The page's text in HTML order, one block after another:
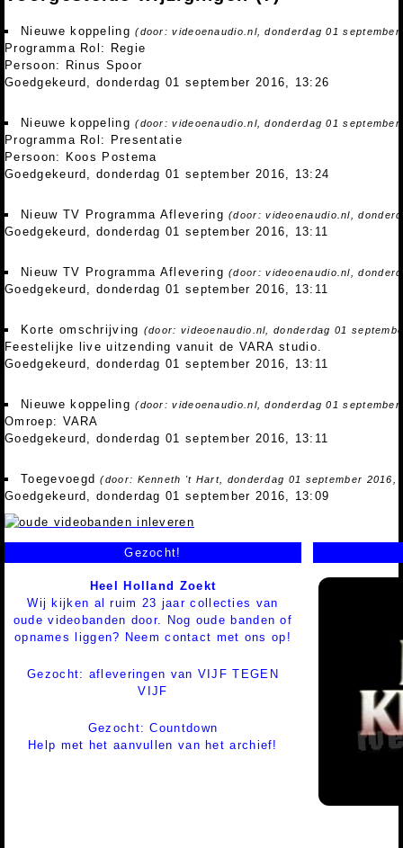
Nieuwe koppeling(door: videoenaudio.nl, donderdag 01
Programma Rol: Regie
Persoon: Rinus Spoor
Goedgekeurd, donderdag 01 september 2016, 13:26
Nieuwe koppeling(door: videoenaudio.nl, donderdag 01
Programma Rol: Presentatie
Persoon: Koos Postema
Goedgekeurd, donderdag 01 september 2016, 13:24
Nieuw TV Programma Aflevering(door: videoenaudio.nl,
Goedgekeurd, donderdag 01 september 2016, 13:11
Nieuw TV Programma Aflevering(door: videoenaudio.nl,
Goedgekeurd, donderdag 01 september 2016, 13:11
Korte omschrijving (door: videoenaudio.nl, donderdag 01
Feestelijke live uitzending vanuit de VARA studio.
Goedgekeurd, donderdag 01 september 2016, 13:11
Nieuwe koppeling(door: videoenaudio.nl, donderdag 01
Omroep: VARA
Goedgekeurd, donderdag 01 september 2016, 13:11
Toegevoegd(door: Kenneth 't Hart, donderdag 01 september 2016,
Goedgekeurd, donderdag 01 september 2016, 13:09
Gezocht!
Heel Holland Zoekt
Wij kijken al ruim 23 jaar collecties van
oude videobanden door. Nog oude banden of
opnames liggen? Neem contact met ons op!
Gezocht: afleveringen van VIJF TEGEN
VIJF
Gezocht: Countdown
Help met het aanvullen van het archief!